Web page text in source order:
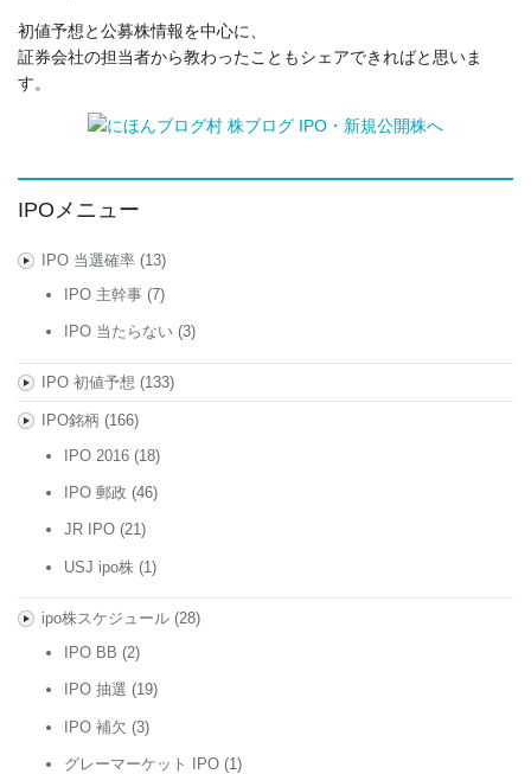
初値予想と公募株情報を中心に、
証券会社の担当者から教わったこともシェアできればと思いま
す。
IPOメニュー
IPO 当選確率(13)
IPO 主幹事 (7)
IPO 当たらない (3)
IPO 初値予想 (133)
IPO銘柄 (166)
IPO 2016 (18)
IPO 郵政 (46)
JR IPO (21)
USJ ipo株 (1)
ipo株スケジュール(28)
IPO BB (2)
IPO 抽選 (19)
IPO 補欠 (3)
グレーマーケット IPO (1)